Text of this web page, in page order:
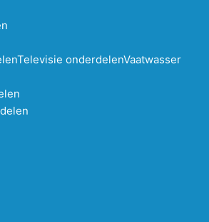
Televisie onderdelenVaatwasser